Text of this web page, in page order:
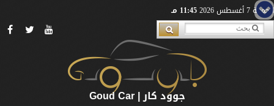
الجمعة 7 أغسطس 2026 11:45 مـ
جوود كار | Goud Car